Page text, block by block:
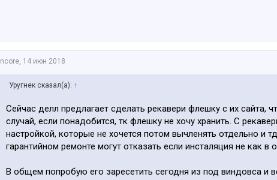
Incore, 14 июн 2018
Уругнек сказал(а): ↑
Сейчас делл предлагает сделать рекавери флешку с их сайта,
случай, если понадобится, тк флешку не хочу хранить. С
настройкой, которые не хочется потом вычленять отдельно и
гарантийном ремонте могут отказать если инсталяция не как в
В общем попробую его заресетить сегодня из под виндовса и